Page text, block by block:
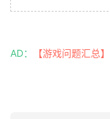
AD： 【游戏问题汇总】